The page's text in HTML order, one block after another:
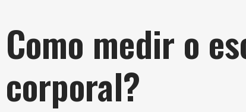
Como medir o
corporal?